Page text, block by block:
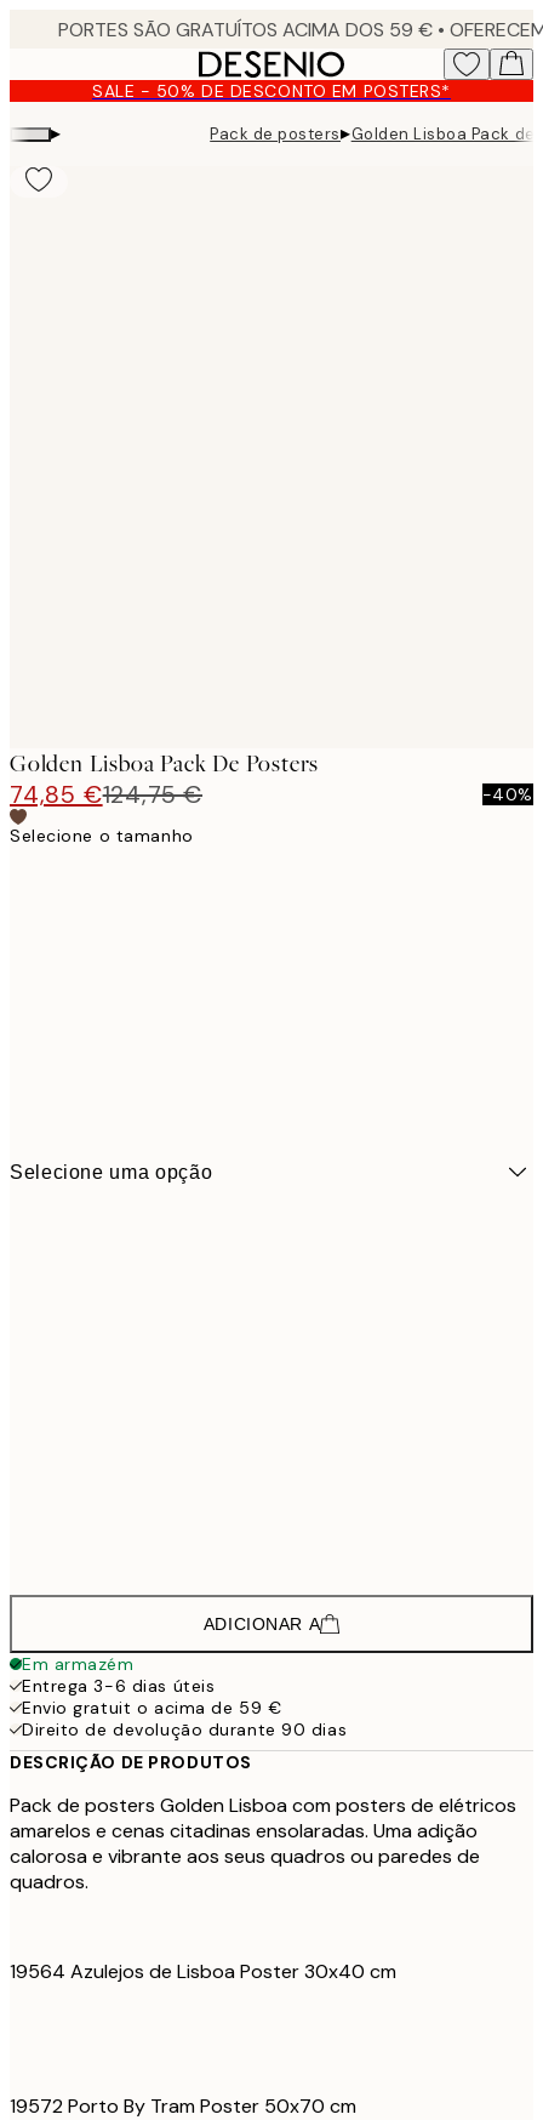
content. SALE - 50% DE DESCONTO EM POSTERS*
▸ Pack de posters▸Golden Lisboa Pack de
Golden Lisboa Pack De Posters
74,85 €124,75 €
-40%
Selecione o tamanho
Selecione uma opção
ADICIONAR A
Em armazém
Entrega 3-6 dias úteis
Envio gratuit o acima de 59 €
Direito de devolução durante 90 dias
DESCRIÇÃO DE PRODUTOS
Pack de posters Golden Lisboa com posters de elétricos
amarelos e cenas citadinas ensolaradas. Uma adição
calorosa e vibrante aos seus quadros ou paredes de
quadros.
19564 Azulejos de Lisboa Poster 30x40 cm
19572 Porto By Tram Poster 50x70 cm